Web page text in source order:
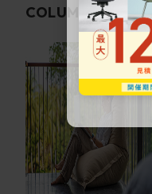
COLUMN関連コ